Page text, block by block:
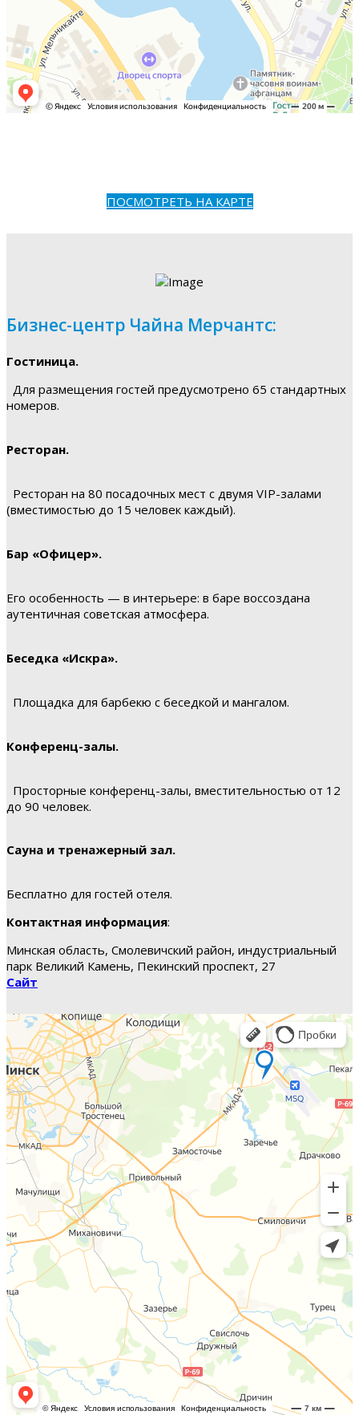
ПОСМОТРЕТЬ НА КАРТЕ
Бизнес-центр Чайна Мерчантс:
Гостиница.
Для размещения гостей предусмотрено 65 стандартных
номеров.
Ресторан.
Ресторан на 80 посадочных мест с двумя VIP-залами
(вместимостью до 15 человек каждый).
Бар «Офицер».
Его особенность — в интерьере: в баре воссоздана
аутентичная советская атмосфера.
Беседка «Искра».
Площадка для барбекю с беседкой и мангалом.
Конференц-залы.
Просторные конференц-залы, вместительностью от 12
до 90 человек.
Сауна и тренажерный зал.
Бесплатно для гостей отеля.
Контактная информация:
Минская область, Смолевичский район, индустриальный
парк Великий Камень, Пекинский проспект, 27
Сайт